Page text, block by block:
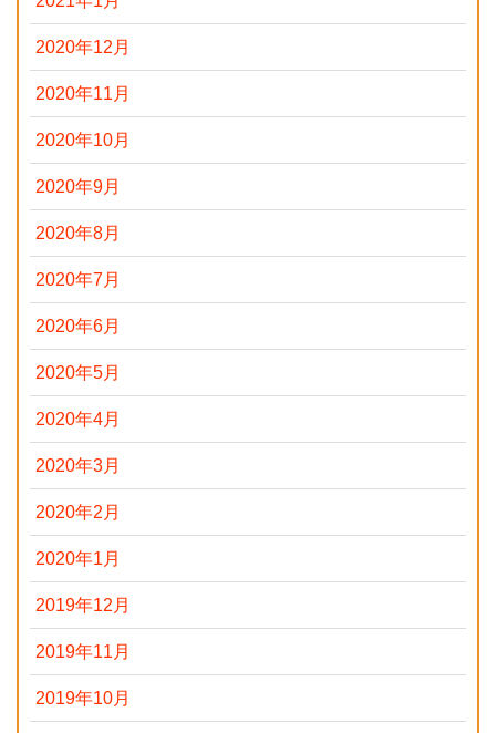
2020年12月
2020年11月
2020年10月
2020年9月
2020年8月
2020年7月
2020年6月
2020年5月
2020年4月
2020年3月
2020年2月
2020年1月
2019年12月
2019年11月
2019年10月